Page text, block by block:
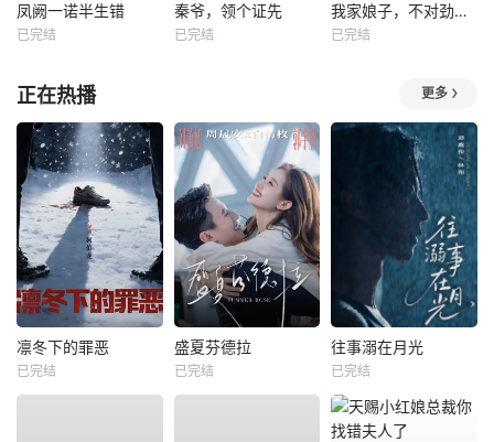
凤阙一诺半生错
已完结
秦爷，领个证先
已完结
我家娘子，不对劲第四季
已完结
正在热播 更多
凛冬下的罪恶
已完结
盛夏芬德拉
已完结
往事溺在月光
已完结